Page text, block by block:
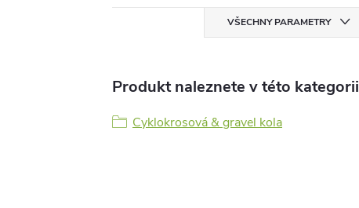
VŠECHNY PARAMETRY
Produkt naleznete v této kategorii
Cyklokrosová & gravel kola